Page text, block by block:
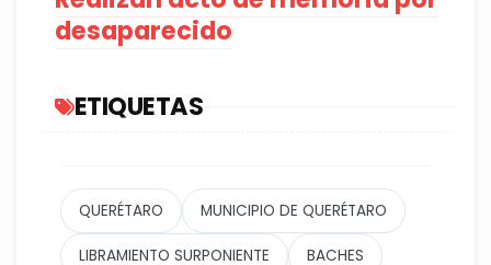
desaparecido
ETIQUETAS
QUERÉTARO MUNICIPIO DE QUERÉTARO
LIBRAMIENTO SURPONIENTE BACHES